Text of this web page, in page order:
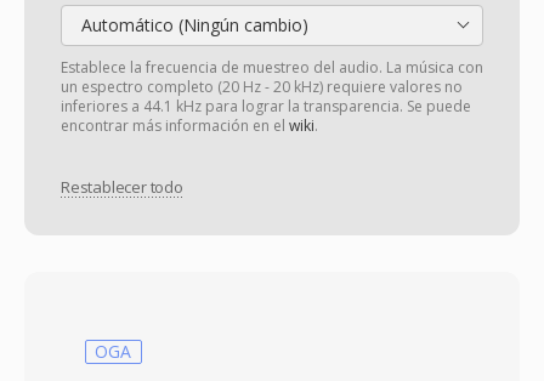
Automático (Ningún cambio)
Establece la frecuencia de muestreo del audio. La música con
un espectro completo (20 Hz - 20 kHz) requiere valores no
inferiores a 44.1 kHz para lograr la transparencia. Se puede
encontrar más información en el wiki.
Restablecer todo
OGA